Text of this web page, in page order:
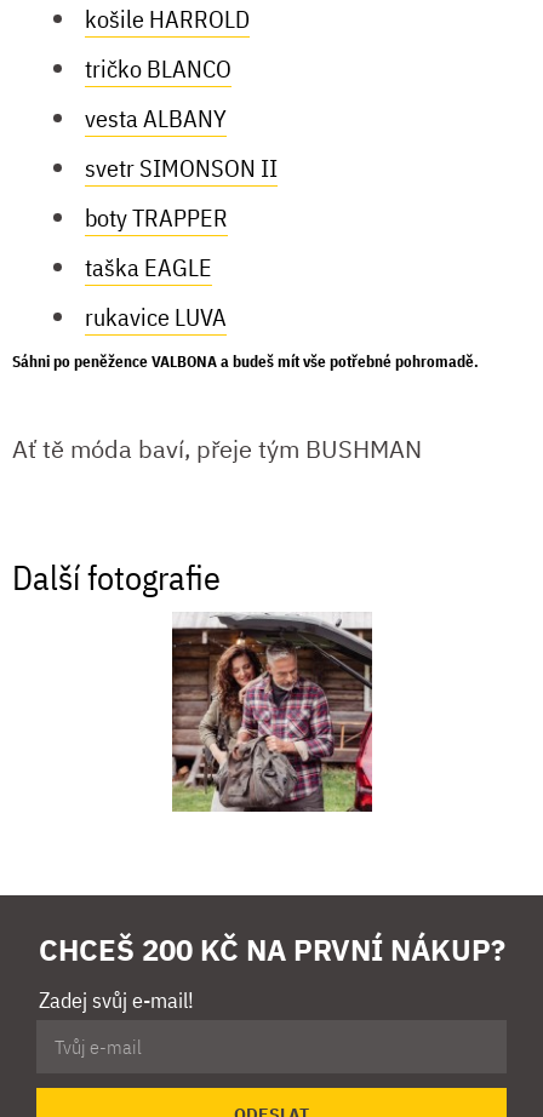
košile HARROLD
tričko BLANCO
vesta ALBANY
svetr SIMONSON II
boty TRAPPER
taška EAGLE
rukavice LUVA
Sáhni popeněžence VALBONAa budeš mít vše potřebné pohromadě.
Ať tě móda baví, přeje tým BUSHMAN
Další fotografie
CHCEŠ 200 KČ NA PRVNÍ NÁKUP?
Zadej svůj e-mail!